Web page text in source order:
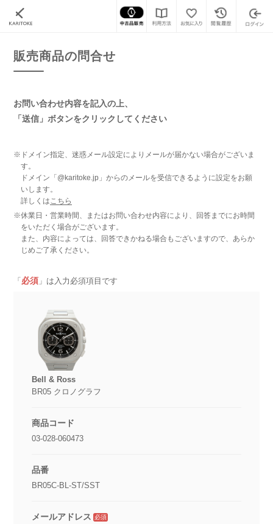
カリトケ 販売商品の問合せ
販売商品の問合せ
お問い合わせ内容を記入の上、
「送信」ボタンをクリックしてください
※ドメイン指定、迷惑メール設定によりメールが届かない場合がございま
す。
ドメイン「@karitoke.jp」からのメールを受信できるように設定をお願
いします。
詳しくはこちら
※休業日・営業時間、またはお問い合わせ内容により、回答までにお時間
をいただく場合がございます。
また、内容によっては、回答できかねる場合もございますので、あらか
じめご了承ください。
「 必須 」は入力必須項目です
Bell & Ross
BR05 クロノグラフ
商品コード
03-028-060473
品番
BR05C-BL-ST/SST
メールアドレス 必須